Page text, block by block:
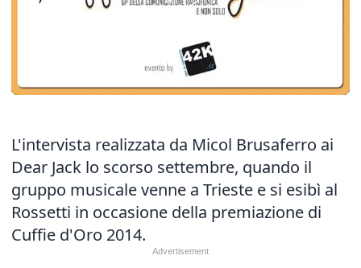
L'intervista realizzata da Micol Brusaferro ai
Dear Jack lo scorso settembre, quando il
gruppo musicale venne a Trieste e si esibì al
Rossetti in occasione della premiazione di
Cuffie d'Oro 2014.